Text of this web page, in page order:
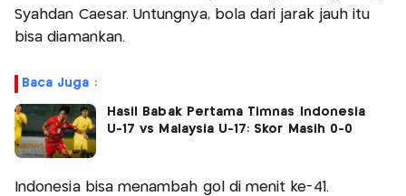
Syahdan Caesar. Untungnya, bola dari jarak jauh itu
bisa diamankan.
Baca Juga :
Hasil Babak Pertama Timnas Indonesia
U-17 vs Malaysia U-17: Skor Masih 0-0
Indonesia bisa menambah gol di menit ke-41.